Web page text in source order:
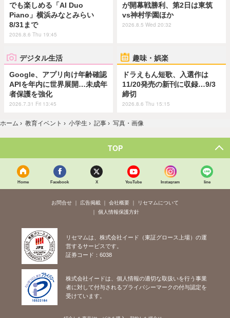
でも楽しめる「AI Duo
Piano」横浜みなとみらい
8/31まで
2026.8.6 Thu 19:45
が開幕戦勝利、第2日は東筑
vs神村学園ほか
2026.8.5 Wed 20:32
デジタル生活
Google、アプリ向け年齢確認
APIを年内に世界展開…未成年
者保護を強化
2026.7.31 Fri 13:45
趣味・娯楽
ドラえもん短歌、入選作は
11/20発売の新刊に収録…9/3
締切
2026.8.6 Thu 15:15
ホーム › 教育イベント › 小学生 › 記事 › 写真・画像
TOP
Home Facebook X YouTube Instagram line
お問合せ 広告掲載 会社概要
リセマムについて
個人情報保護方針
リセマムは、株式会社イード（東証グロース上場）の運
営するサービスです。
証券コード：6038
株式会社イードは、個人情報の適切な取扱いを行う事業
者に対して付与されるプライバシーマークの付与認定を
受けています。